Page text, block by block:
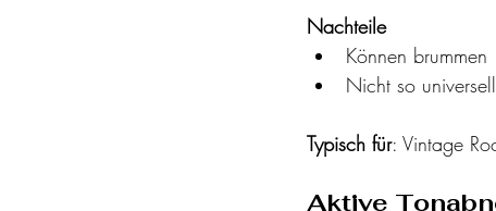
Nachteile
Können brummen
Nicht so universell
Typisch für: Vintage
Aktive